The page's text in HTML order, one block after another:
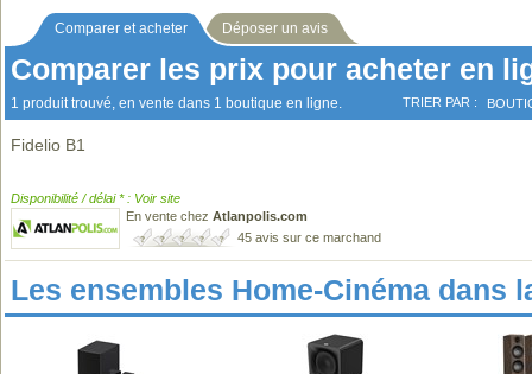
Comparer et acheter Déposer un avis
Comparer les prix pour acheter en
1 produit trouvé, en vente dans 1 boutique en ligne. TRIER PAR :
Fidelio B1
Disponibilité / délai * : Voir site
En vente chez Atlanpolis.com
45 avis sur ce marchand
Les ensembles Home-Cinéma dans